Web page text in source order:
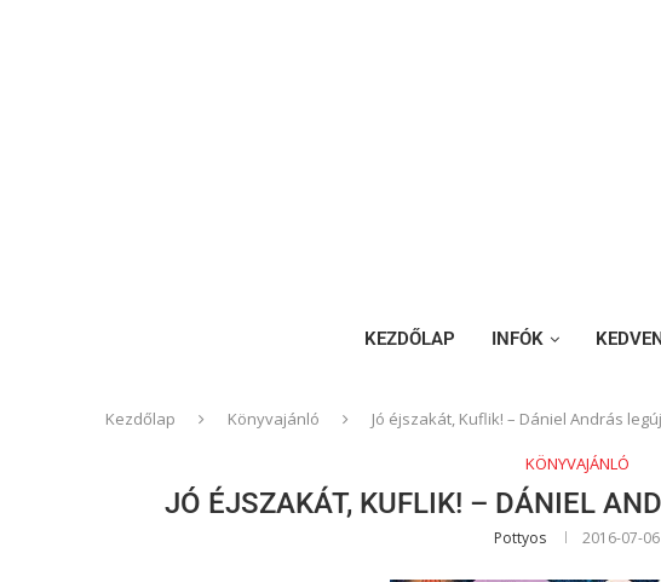
KEZDŐLAP INFÓK
Kezdőlap Könyvajánló Jó éjszakát, Kuflik! – Dániel András
KÖNYVAJÁNLÓ
JÓ ÉJSZAKÁT, KUFLIK! – DÁNIEL
Pottyos 2016-07-06